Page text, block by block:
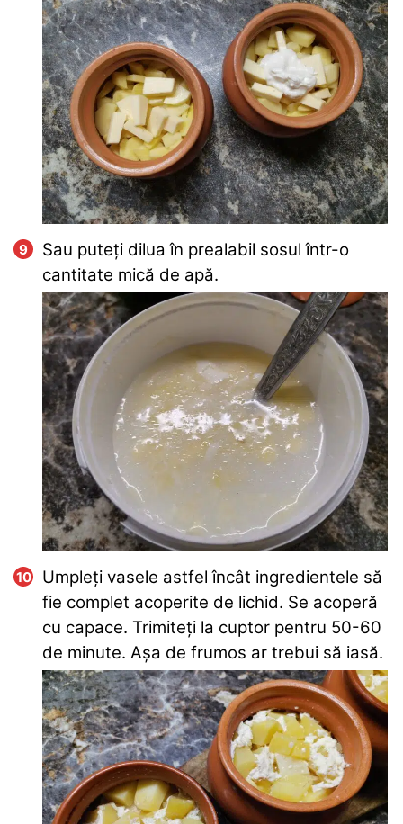
Sau puteți dilua în prealabil sosul într-o
cantitate mică de apă.
Umpleți vasele astfel încât ingredientele să
fie complet acoperite de lichid. Se acoperă
cu capace. Trimiteți la cuptor pentru 50-60
de minute. Așa de frumos ar trebui să iasă.